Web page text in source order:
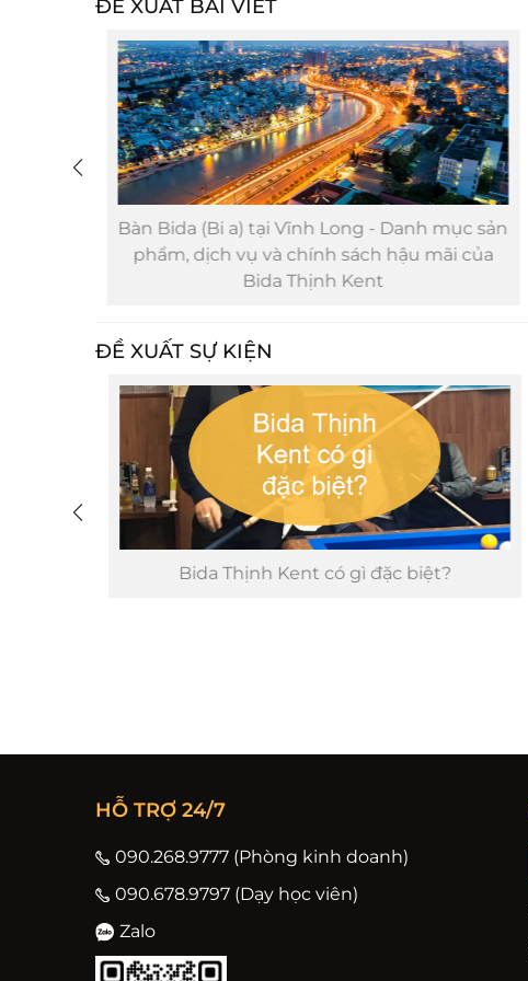
ĐỀ XUẤT BÀI VIẾT
Bàn Bida (Bi a) tại Vĩnh Long - Danh mục sản
phẩm, dịch vụ và chính sách hậu mãi của
Bida Thịnh Kent
ĐỀ XUẤT SỰ KIỆN
Bida Thịnh Kent có gì đặc biệt?
HỖ TRỢ 24/7
090.268.9777 (Phòng kinh doanh)
090.678.9797 (Dạy học viên)
Zalo